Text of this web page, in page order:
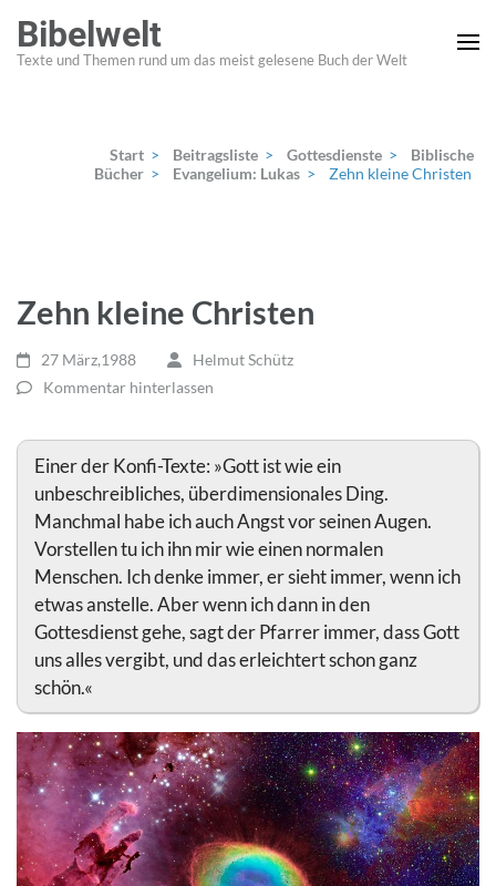
Inhalt
springen
Bibelwelt
Texte und Themen rund um das meist gelesene Buch der Welt
Start > Beitragsliste > Gottesdienste >
Biblische
Bücher > Evangelium: Lukas > Zehn kleine Christen
Zehn kleine Christen
27 März,1988
Helmut Schütz
Kommentar hinterlassen
Einer der Konfi-Texte: »Gott ist wie ein
unbeschreibliches, überdimensionales Ding.
Manchmal habe ich auch Angst vor seinen Augen.
Vorstellen tu ich ihn mir wie einen normalen
Menschen. Ich denke immer, er sieht immer, wenn ich
etwas anstelle. Aber wenn ich dann in den
Gottesdienst gehe, sagt der Pfarrer immer, dass Gott
uns alles vergibt, und das erleichtert schon ganz
schön.«